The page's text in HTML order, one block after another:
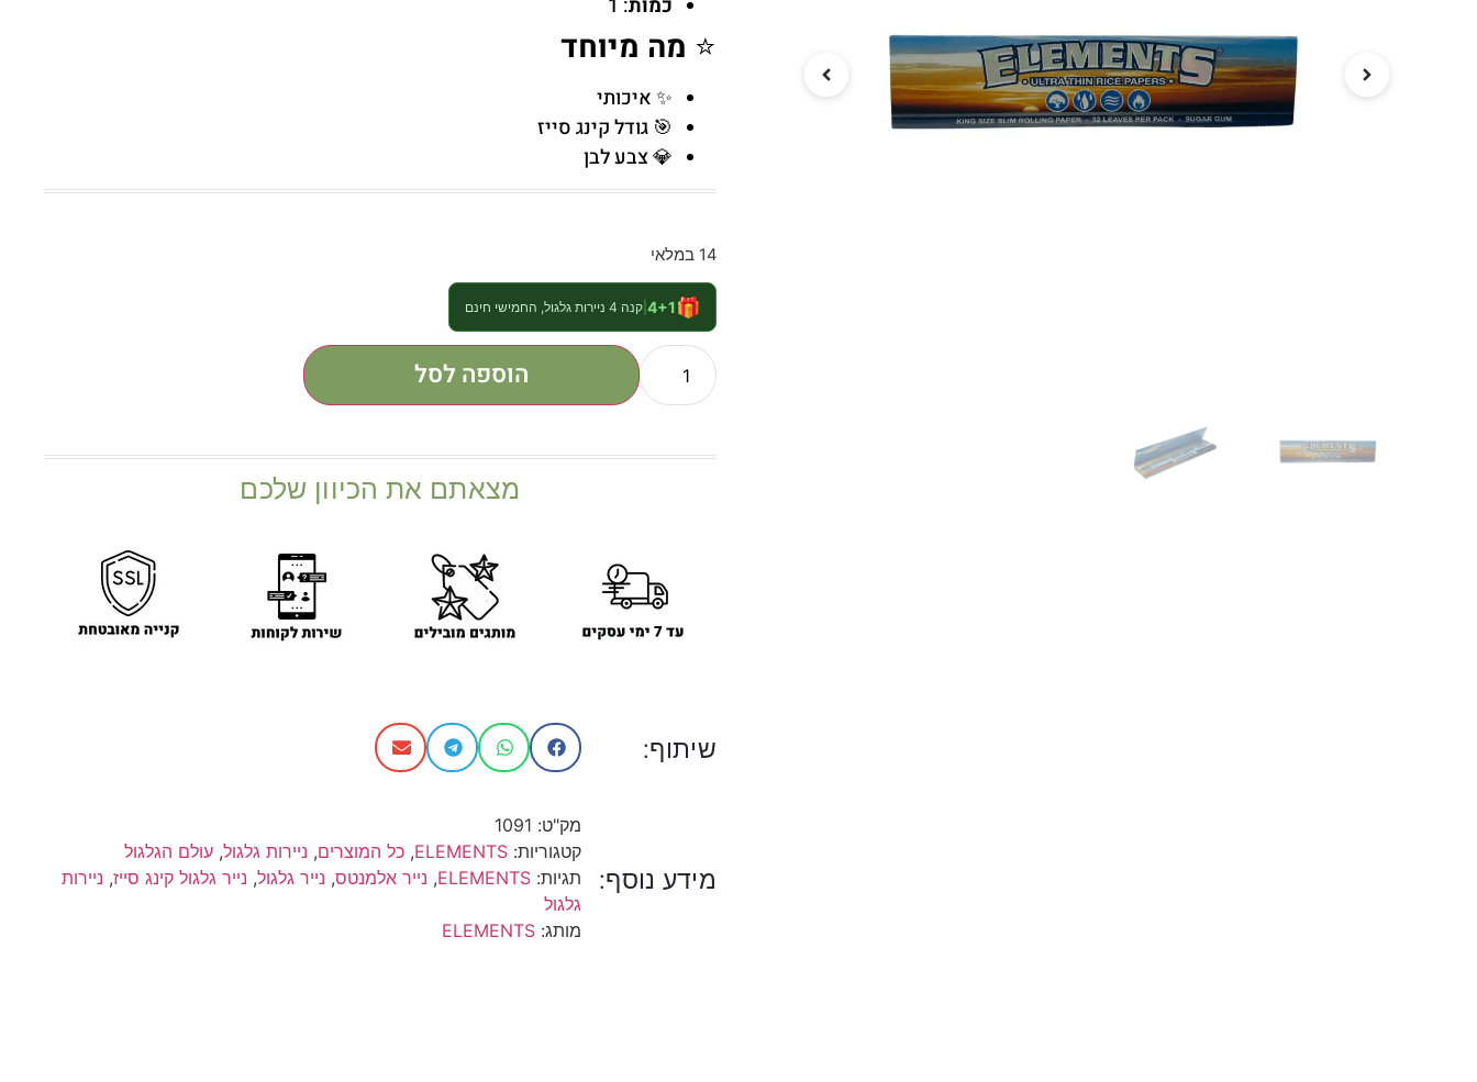
כמות: 1
⭐ מה מיוחד
✨ איכותי
🎯 גודל קינג סייז
💎 צבע לבן
14 במלאי
🎁
4+1 קנה 4 ניירות גלגול, החמישי חינם
הוספה לסל
מצאתם את הכיוון שלכם
שיתוף:
מידע נוסף:
מק"ט: 1091
קטגוריות: ELEMENTS
, כל המוצרים, ניירות גלגול, עולם הגלגול
תגיות: ELEMENTS
, נייר אלמנטס, נייר גלגול, נייר גלגול קינג סייז, ניירות
גלגול
מותג: ELEMENTS